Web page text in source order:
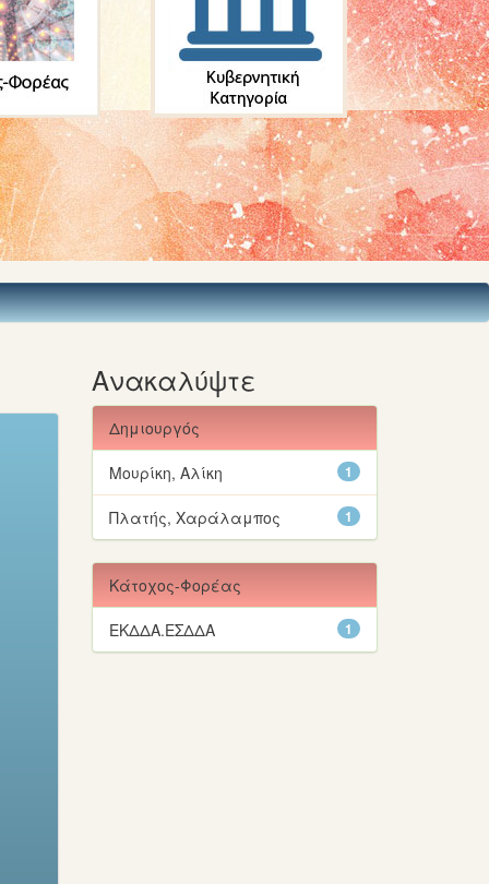
Ανακαλύψτε
Δημιουργός
1
Μουρίκη, Αλίκη
1
Πλατής, Χαράλαμπος
Κάτοχος-Φορέας
1
ΕΚΔΔΑ.ΕΣΔΔΑ